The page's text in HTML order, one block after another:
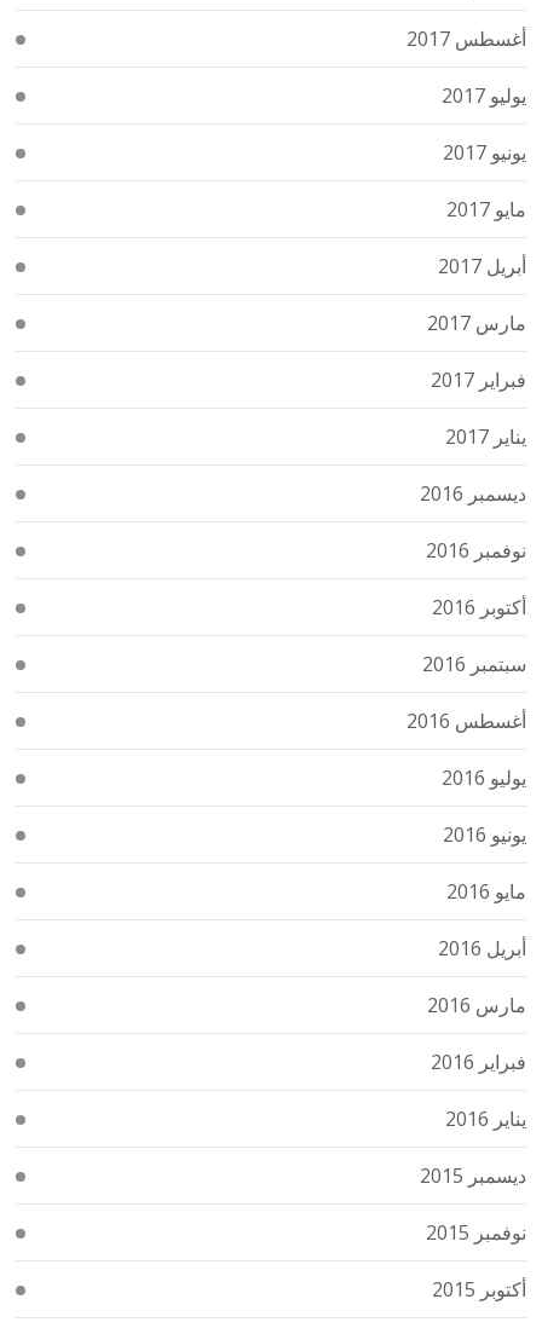
أغسطس 2017
يوليو 2017
يونيو 2017
مايو 2017
أبريل 2017
مارس 2017
فبراير 2017
يناير 2017
ديسمبر 2016
نوفمبر 2016
أكتوبر 2016
سبتمبر 2016
أغسطس 2016
يوليو 2016
يونيو 2016
مايو 2016
أبريل 2016
مارس 2016
فبراير 2016
يناير 2016
ديسمبر 2015
نوفمبر 2015
أكتوبر 2015